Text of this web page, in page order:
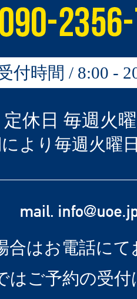
付時間 / 8:00 -
定休日 毎週火
より毎週火曜
合はお電話にて
はご予約の受